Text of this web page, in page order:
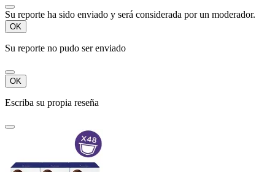
Su reporte ha sido enviado y será considerada por un moderador.
OK
Su reporte no pudo ser enviado
OK
Escriba su propia reseña